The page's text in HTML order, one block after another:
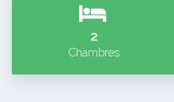
2
Chambres